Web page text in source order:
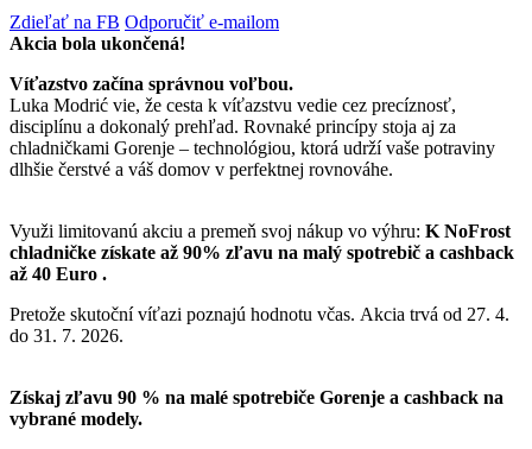
Zdieľať na FB Odporučiť e-mailom
Akcia bola ukončená!
Víťazstvo začína správnou voľbou.
Luka Modrić vie, že cesta k víťazstvu vedie cez precíznosť,
disciplínu a dokonalý prehľad. Rovnaké princípy stoja aj za
chladničkami Gorenje – technológiou, ktorá udrží vaše potraviny
dlhšie čerstvé a váš domov v perfektnej rovnováhe.
Využi limitovanú akciu a premeň svoj nákup vo výhru: K NoFrost
chladničke získate až 90% zľavu na malý spotrebič a cashback
až 40 Euro .
Pretože skutoční víťazi poznajú hodnotu včas. Akcia trvá od 27. 4.
do 31. 7. 2026.
Získaj zľavu 90 % na malé spotrebiče Gorenje a cashback na
vybrané modely.